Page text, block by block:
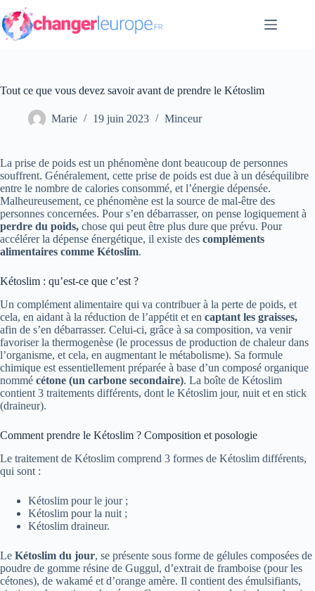
Passer
au
contenu
Tout ce que vous devez savoir avant de prendre le Kétoslim
Marie 19 juin 2023 Minceur
La prise de poids est un phénomène dont beaucoup de personnes
souffrent. Généralement, cette prise de poids est due à un déséquilibre
entre le nombre de calories consommé, et l’énergie dépensée.
Malheureusement, ce phénomène est la source de mal-être des
personnes concernées. Pour s’en débarrasser, on pense logiquement à
perdre du poids, chose qui peut être plus dure que prévu. Pour
accélérer la dépense énergétique, il existe des compléments
alimentaires comme Kétoslim.
Kétoslim : qu’est-ce que c’est ?
Un complément alimentaire qui va contribuer à la perte de poids, et
cela, en aidant à la réduction de l’appétit et en captant les graisses,
afin de s’en débarrasser. Celui-ci, grâce à sa composition, va venir
favoriser la thermogenèse (le processus de production de chaleur dans
l’organisme, et cela, en augmentant le métabolisme). Sa formule
chimique est essentiellement préparée à base d’un composé organique
nommé cétone (un carbone secondaire). La boîte de Kétoslim
contient 3 traitements différents, dont le Kétoslim jour, nuit et en stick
(draineur).
Comment prendre le Kétoslim ? Composition et posologie
Le traitement de Kétoslim comprend 3 formes de Kétoslim différents,
qui sont :
Kétoslim pour le jour ;
Kétoslim pour la nuit ;
Kétoslim draineur.
Le Kétoslim du jour, se présente sous forme de gélules composées de
poudre de gomme résine de Guggul, d’extrait de framboise (pour les
cétones), de wakamé et d’orange amère. Il contient des émulsifiants,